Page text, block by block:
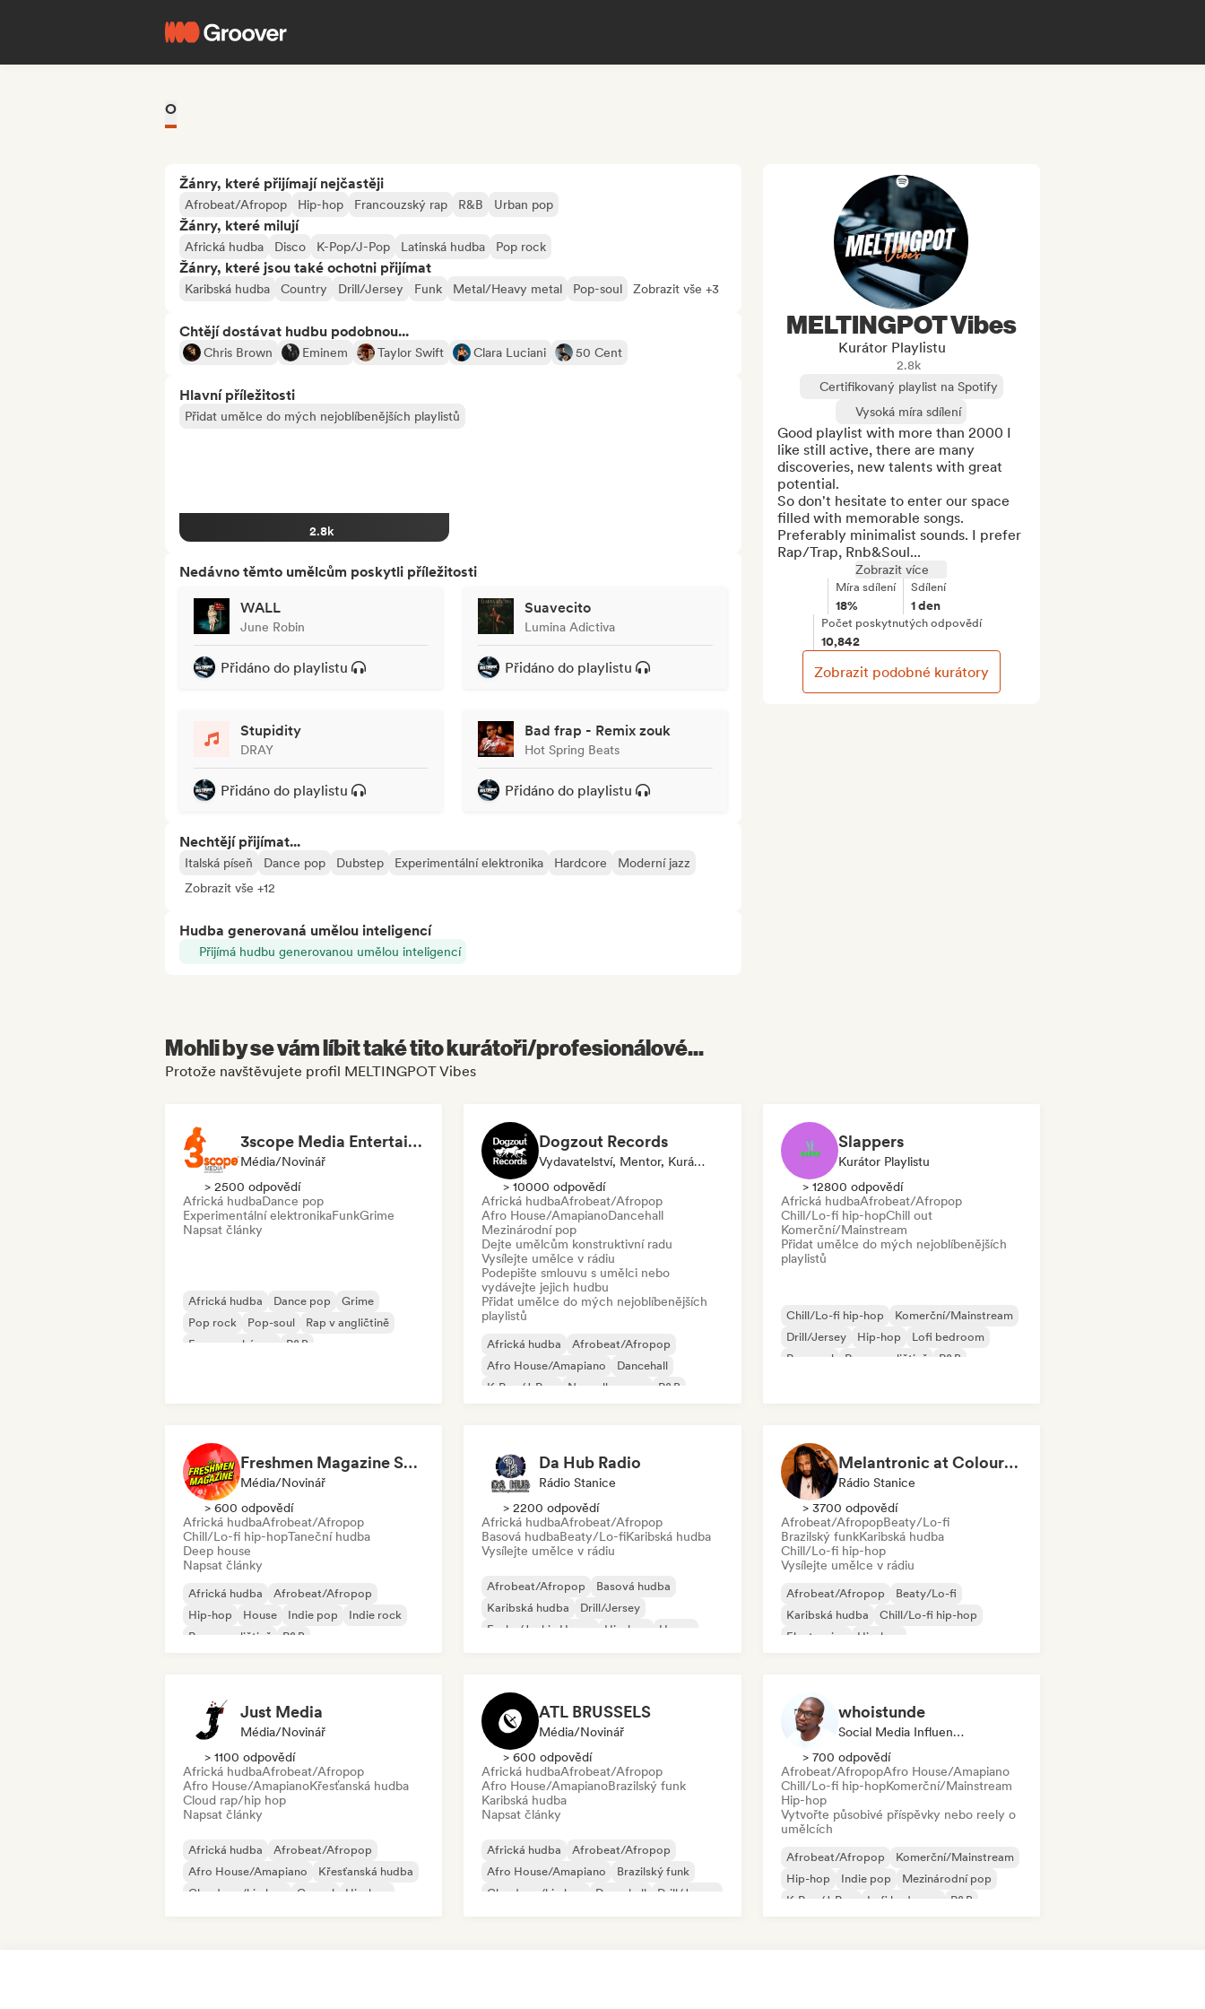
O
Žánry, které přijímají nejčastěji
Afrobeat/Afropop Hip-hop Francouzský rap R&B Urban pop
Žánry, které milují
Africká hudba Disco K-Pop/J-Pop Latinská hudba Pop rock
Žánry, které jsou také ochotni přijímat
Karibská hudba Country Drill/Jersey Funk Metal/Heavy metal Pop-soul Zobrazit vše +3
Chtějí dostávat hudbu podobnou...
Chris Brown Eminem Taylor Swift Clara Luciani 50 Cent
Hlavní příležitosti
Přidat umělce do mých nejoblíbenějších playlistů
2.8k
Nedávno těmto umělcům poskytli příležitosti
WALL
June Robin
Přidáno do playlistu
Suavecito
Lumina Adictiva
Přidáno do playlistu
Stupidity
DRAY
Přidáno do playlistu
Bad frap - Remix zouk
Hot Spring Beats
Přidáno do playlistu
Nechtějí přijímat...
Italská píseň Dance pop Dubstep Experimentální elektronika Hardcore
Moderní jazz
Zobrazit vše +12
Hudba generovaná umělou inteligencí
Přijímá hudbu generovanou umělou inteligencí
MELTINGPOT Vibes
Kurátor Playlistu
2.8k
Certifikovaný playlist na Spotify
Vysoká míra sdílení
Good playlist with more than 2000 I
like still active, there are many
discoveries, new talents with great
potential.
So don't hesitate to enter our space
filled with memorable songs.
Preferably minimalist sounds. I prefer
Rap/Trap, Rnb&Soul...
Zobrazit více
Míra sdílení
18%
Sdílení
1 den
Počet poskytnutých odpovědí
10,842
Zobrazit podobné kurátory
Mohli by se vám líbit také tito kurátoři/profesionálové...
Protože navštěvujete profil MELTINGPOT Vibes
3scope Media Entertainment
Média/novinář
> 2500 odpovědí
Africká hudbaDance pop
Experimentální elektronikaFunkGrime
Napsat články
Africká hudba Dance pop
Grime
Pop rock
Pop-soul
Rap v angličtině
Francouzský rap
R&B
Dogzout Records
Vydavatelství, Mentor, Kurátor Playlistu, Rádio Stanice
> 10000 odpovědí
Africká hudbaAfrobeat/Afropop
Afro House/AmapianoDancehall
Mezinárodní pop
Dejte umělcům konstruktivní radu
Vysílejte umělce v rádiu
Podepište smlouvu s umělci nebo
vydávejte jejich hudbu
Přidat umělce do mých nejoblíbenějších
playlistů
Africká hudba
Afrobeat/Afropop
Afro House/Amapiano
Dancehall
K-Pop/J-Pop
Nouvelle scene
R&B
Slappers
Kurátor Playlistu
> 12800 odpovědí
Africká hudbaAfrobeat/Afropop
Chill/Lo-fi hip-hopChill out
Komerční/Mainstream
Přidat umělce do mých nejoblíbenějších
playlistů
Chill/Lo-fi hip-hop
Komerční/Mainstream
Drill/Jersey
Hip-hop
Lofi bedroom
Pop-soul
Rap v angličtině R&B
Freshmen Magazine South Africa (Pty) Ltd
Média/novinář
> 600 odpovědí
Africká hudbaAfrobeat/Afropop
Chill/Lo-fi hip-hopTaneční hudba
Deep house
Napsat články
Africká hudba
Afrobeat/Afropop
Hip-hop
House Indie pop
Indie rock
Rap v angličtině
R&B
Da Hub Radio
Rádio Stanice
> 2200 odpovědí
Africká hudbaAfrobeat/Afropop
Basová hudbaBeaty/Lo-fiKaribská hudba
Vysílejte umělce v rádiu
Afrobeat/Afropop
Basová hudba
Karibská hudba
Drill/Jersey
Funky/Jackin House
Hip-hop
House
Melantronic at Colourful Radio
Rádio Stanice
> 3700 odpovědí
Afrobeat/AfropopBeaty/Lo-fi
Brazilský funkKaribská hudba
Chill/Lo-fi hip-hop
Vysílejte umělce v rádiu
Afrobeat/Afropop
Beaty/Lo-fi
Karibská hudba
Chill/Lo-fi hip-hop
Electronica
Hip-hop
Just Media
Média/novinář
> 1100 odpovědí
Africká hudbaAfrobeat/Afropop
Afro House/AmapianoKřesťanská hudba
Cloud rap/hip hop
Napsat články
Africká hudba
Afrobeat/Afropop
Afro House/Amapiano
Křesťanská hudba
Cloud rap/hip hop
Gospel
Hip-hop
ATL BRUSSELS
Média/novinář
> 600 odpovědí
Africká hudbaAfrobeat/Afropop
Afro House/AmapianoBrazilský funk
Karibská hudba
Napsat články
Africká hudba
Afrobeat/Afropop
Afro House/Amapiano
Brazilský funk
Cloud rap/hip hop
Dancehall
Drill/Jersey
whoistunde
Social Media Influencer
> 700 odpovědí
Afrobeat/AfropopAfro House/Amapiano
Chill/Lo-fi hip-hopKomerční/Mainstream
Hip-hop
Vytvořte působivé příspěvky nebo reely o
umělcích
Afrobeat/Afropop
Komerční/Mainstream
Hip-hop
Indie pop
Mezinárodní pop
K-Pop/J-Pop
Lofi bedroom R&B